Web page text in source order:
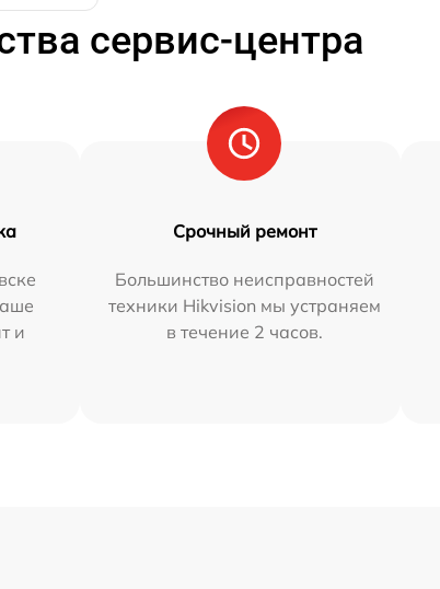
сервис-центра
и
Срочный ремонт
Большинство неисправностей
техники Hikvision мы устраняем
в течение 2 часов.